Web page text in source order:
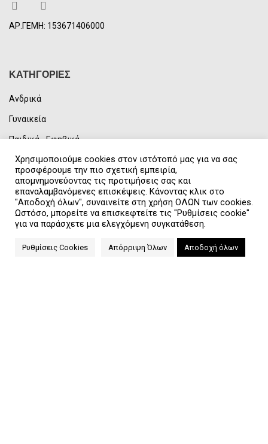
ΑΡ.ΓΕΜΗ: 153671406000
ΚΑΤΗΓΟΡΙΕΣ
Ανδρικά
Γυναικεία
Παιδικά - Εφηβικά
Unisex
Αθλήματα
ΧΡΗΣΙΜΑ LINKS
Επικοινωνία
Χρησιμοποιούμε cookies στον ιστότοπό μας για να σας
προσφέρουμε την πιο σχετική εμπειρία,
απομνημονεύοντας τις προτιμήσεις σας και
επαναλαμβανόμενες επισκέψεις. Κάνοντας κλικ στο
"Αποδοχή όλων", συναινείτε στη χρήση ΟΛΩΝ των cookies.
Ωστόσο, μπορείτε να επισκεφτείτε τις "Ρυθμίσεις cookie"
για να παράσχετε μια ελεγχόμενη συγκατάθεση.
Ρυθμίσεις Cookies Απόρριψη Όλων Αποδοχή όλων